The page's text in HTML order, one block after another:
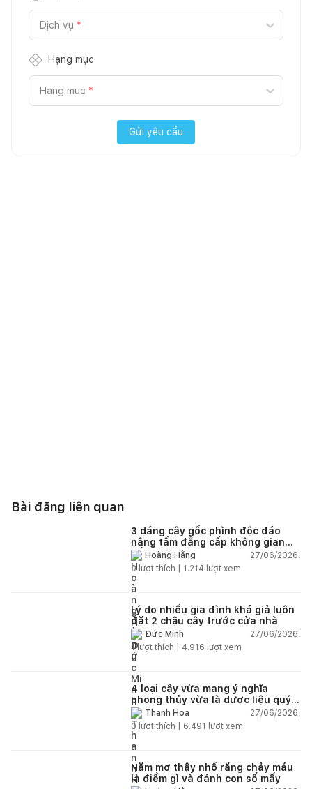
Dịch vụ *
Hạng mục
Hạng mục *
Gửi yêu cầu
Bài đăng liên quan
3 dáng cây gốc phình độc đáo
nâng tầm đẳng cấp không gian
sốngHoàng Hằng
27/06/2026,
0lượt thích | 1.214 lượt xem
Lý do nhiều gia đình khá giả luôn
đặt 2 chậu cây trước cửa nhà
Đức Minh
27/06/2026,
1lượt thích | 4.916 lượt xem
4 loại cây vừa mang ý nghĩa
phong thủy vừa là dược liệu quý
nên trồng trong nhà
Thanh Hoa
27/06/2026,
0 lượt thích | 6.491 lượt xem
Nằm mơ thấy nhổ răng chảy máu
là điềm gì và đánh con số mấy